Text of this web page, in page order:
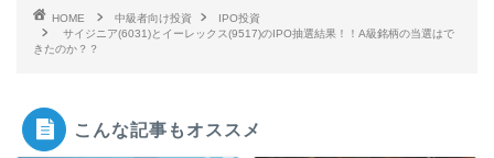
HOME 中級者向け投資
IPO投資
サイジニア(6031)とイーレックス(9517)のIPO抽選結果！！A級銘柄の当選はで
きたのか？？
こんな記事もオススメ